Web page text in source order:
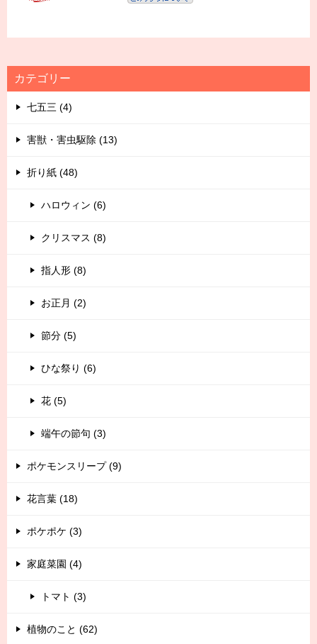
カテゴリー
七五三 (4)
害獣・害虫駆除 (13)
折り紙 (48)
ハロウィン (6)
クリスマス (8)
指人形 (8)
お正月 (2)
節分 (5)
ひな祭り (6)
花 (5)
端午の節句 (3)
ポケモンスリープ (9)
花言葉 (18)
ポケポケ (3)
家庭菜園 (4)
トマト (3)
植物のこと (62)